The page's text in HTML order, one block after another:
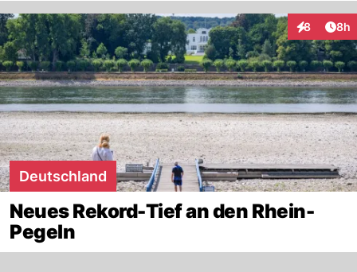
8 8h
Deutschland
Neues Rekord-Tief an den Rhein-
Pegeln